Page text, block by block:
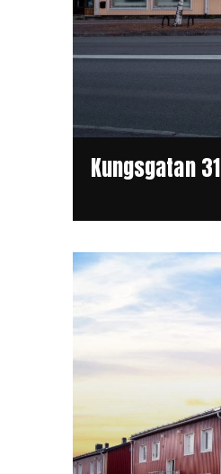
Kungsgatan 31